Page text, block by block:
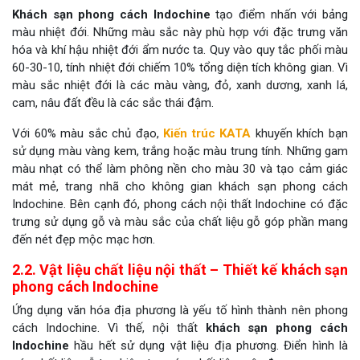
Khách sạn phong cách Indochine tạo điểm nhấn với bảng
màu nhiệt đới. Những màu sắc này phù hợp với đặc trưng văn
hóa và khí hậu nhiệt đới ẩm nước ta. Quy vào quy tắc phối màu
60-30-10, tính nhiệt đới chiếm 10% tổng diện tích không gian. Vì
màu sắc nhiệt đới là các màu vàng, đỏ, xanh dương, xanh lá,
cam, nâu đất đều là các sắc thái đậm.
Với 60% màu sắc chủ đạo, Kiến trúc KATA khuyến khích bạn
sử dụng màu vàng kem, trắng hoặc màu trung tính. Những gam
màu nhạt có thể làm phông nền cho màu 30 và tạo cảm giác
mát mẻ, trang nhã cho không gian khách sạn phong cách
Indochine. Bên cạnh đó, phong cách nội thất Indochine có đặc
trưng sử dụng gỗ và màu sắc của chất liệu gỗ góp phần mang
đến nét đẹp mộc mạc hơn.
2.2. Vật liệu chất liệu nội thất – Thiết kế khách sạn
phong cách Indochine
Ứng dụng văn hóa địa phương là yếu tố hình thành nên phong
cách Indochine. Vì thế, nội thất khách sạn phong cách
Indochine hầu hết sử dụng vật liệu địa phương. Điển hình là